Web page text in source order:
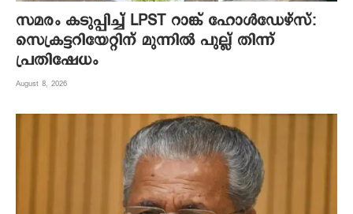
സമരം കടുപ്പിച്ച് LPST റാങ്ക് ഹോൾഡേഴ്സ്:
സെക്രട്ടറിയേറ്റിന് മുന്നിൽ പുല്ല് തിന്ന്
പ്രതിഷേധം
August 8, 2026